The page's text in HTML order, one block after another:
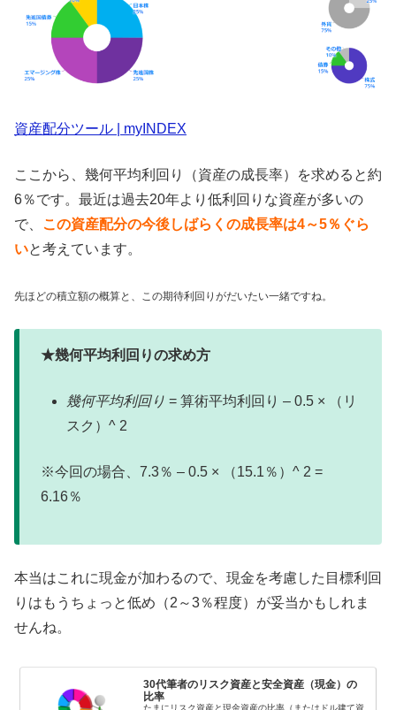
資産配分ツール | myINDEX
ここから、幾何平均利回り（資産の成長率）を求めると約
6％です。最近は過去20年より低利回りな資産が多いの
で、 この資産配分の今後しばらくの成長率は4～5％ぐら
いと考えています。
先ほどの積立額の概算と、この期待利回りがだいたい一緒ですね。
★幾何平均利回りの求め方
幾何平均利回り = 算術平均利回り – 0.5 × （リ
スク）^ 2
※今回の場合、7.3％ – 0.5 × （15.1％）^ 2 =
6.16％
本当はこれに現金が加わるので、現金を考慮した目標利回
りはもうちょっと低め（2～3％程度）が妥当かもしれま
せんね。
30代筆者のリスク資産と安全資産（現金）の
比率